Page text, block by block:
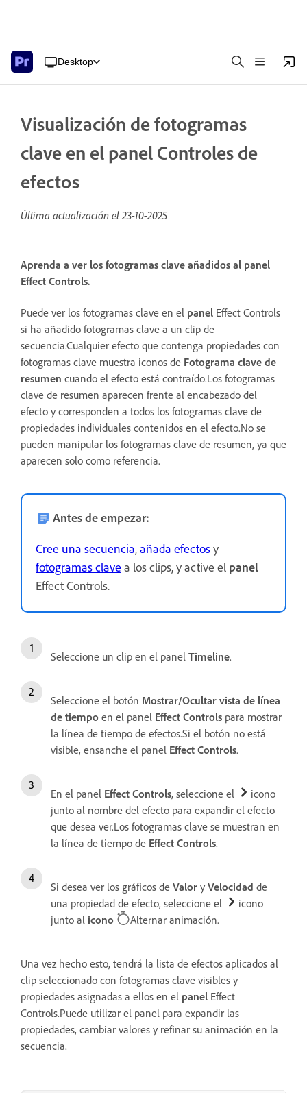
Desktop
Visualización de fotogramas
clave en el panel Controles de
efectos
Última actualización el23-10-2025
Aprenda a ver los fotogramas clave añadidos al panel
Effect Controls.
Puede ver los fotogramas clave en el panel Effect Controls
si ha añadido fotogramas clave a un clip de
secuencia.Cualquier efecto que contenga propiedades con
fotogramas clave muestra iconos de Fotograma clave de
resumen cuando el efecto está contraído.Los fotogramas
clave de resumen aparecen frente al encabezado del
efecto y corresponden a todos los fotogramas clave de
propiedades individuales contenidos en el efecto.No se
pueden manipular los fotogramas clave de resumen, ya que
aparecen solo como referencia.
Antes de empezar:
Cree una secuencia,añada efectosy
fotogramas clave a los clips, y active el panel
Effect Controls.
Seleccione un clip en el panel Timeline.
Seleccione el botón Mostrar/Ocultar vista de línea
de tiempo en el panel Effect Controls para mostrar
la línea de tiempo de efectos.Si el botón no está
visible, ensanche el panel Effect Controls.
En el panel Effect Controls, seleccione el
icono
junto al nombre del efecto para expandir el efecto
que desea ver.Los fotogramas clave se muestran en
la línea de tiempo de Effect Controls.
Si desea ver los gráficos de Valor y Velocidad de
una propiedad de efecto, seleccione el
icono
junto al icono Alternar animación.
Una vez hecho esto, tendrá la lista de efectos aplicados al
clip seleccionado con fotogramas clave visibles y
propiedades asignadas a ellos en el panel Effect
Controls.Puede utilizar el panel para expandir las
propiedades, cambiar valores y refinar su animación en la
secuencia.